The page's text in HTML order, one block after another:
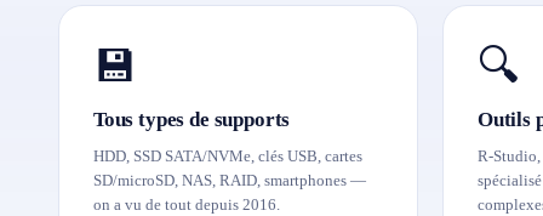
💾
Tous types de supports
HDD, SSD SATA/NVMe, clés USB, cartes
SD/microSD, NAS, RAID, smartphones —
on a vu de tout depuis 2016.
🔍
Outils
R-